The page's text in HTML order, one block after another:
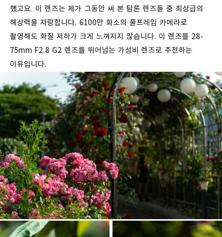
했고요. 이 렌즈는 제가 그동안 써 본 탐론 렌즈들 중 최상급의
해상력을 자랑합니다. 6100만 화소의 풀프레임 카메라로
촬영해도 화질 저하가 크게 느껴지지 않습니다. 이 렌즈를 28-
75mm F2.8 G2 렌즈를 뛰어넘는 가성비 렌즈로 추천하는
이유입니다.